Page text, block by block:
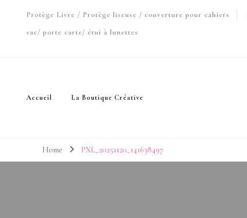
Protège Livre / Protège liseuse / couverture pour cahiers
sac/ porte carte/ étui à lunettes
Accueil La Boutique Créative
Home
PXL_20251120_141638497